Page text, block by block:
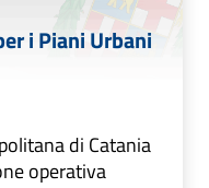
i Piani Urbani
di Catania
operativa